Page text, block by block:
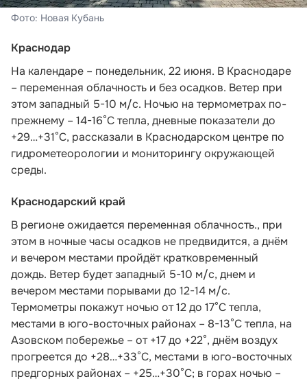
Фото: Новая Кубань
Краснодар
На календаре – понедельник, 22 июня. В Краснодаре
– переменная облачность и без осадков. Ветер при
этом западный 5-10 м/с. Ночью на термометрах по-
прежнему – 14-16°С тепла, дневные показатели до
+29…+31°С, рассказали в Краснодарском центре по
гидрометеорологии и мониторингу окружающей
среды.
Краснодарский край
В регионе ожидается переменная облачность., при
этом в ночные часы осадков не предвидится, а днём
и вечером местами пройдёт кратковременный
дождь. Ветер будет западный 5-10 м/с, днем и
вечером местами порывами до 12-14 м/с.
Термометры покажут ночью от 12 до 17°С тепла,
местами в юго-восточных районах – 8-13°С тепла, на
Азовском побережье – от +17 до +22°, днём воздух
прогреется до +28…+33°С, местами в юго-восточных
предгорных районах – +25…+30°С; в горах ночью –